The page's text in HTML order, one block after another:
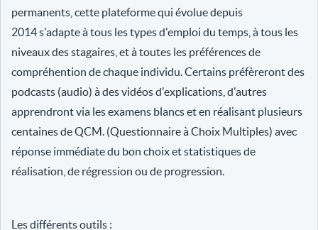
permanents, cette plateforme qui évolue depuis
2014 s'adapte à tous les types d'emploi du temps, à tous les
niveaux des stagaires, et à toutes les préférences de
compréhention de chaque individu. Certains préfèreront des
podcasts (audio) à des vidéos d'explications, d'autres
apprendront via les examens blancs et en réalisant plusieurs
centaines de QCM. (Questionnaire à Choix Multiples) avec
réponse immédiate du bon choix et statistiques de
réalisation, de régression ou de progression.
Les différents outils :